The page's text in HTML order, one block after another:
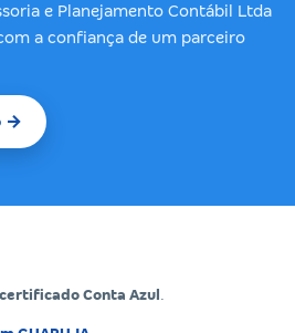
e Planejamento Contábil Ltda
a confiança de um parceiro
→
Conta Azul